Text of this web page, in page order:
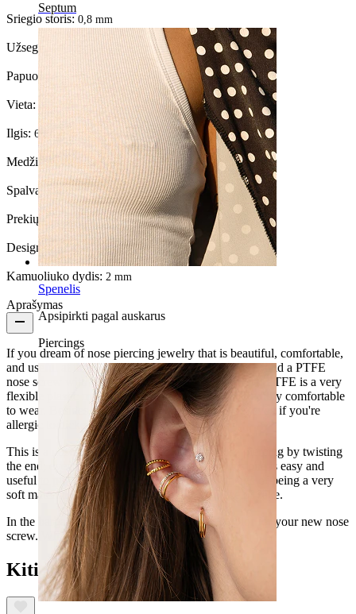
Septum
Spenelis
Apsipirkti pagal auskarus
Piercings
Sriegio storis: 0,8 mm
Užsegimo tipas: Nosies varžtelis
Papuošalo tipas: Nosies auskaras
Vieta:
Ilgis: 6 mm
Medžiaga: PTFE
Spalva: Skaidri
Prekių kiekis:
Design: Simple
Kamuoliuko dydis: 2 mm
Aprašymas
If you dream of nose piercing jewelry that is beautiful, comfortable,
and useful at the same time, open your eyes! You found a PTFE
nose screw with a gem available in different colors. PTFE is a very
flexible plastic material that makes the screw incredibly comfortable
to wear. Besides, PTFE is safe, so you can use it even if you're
allergic to nickel.
This is a nose screw: it is inserted into the nose piercing by twisting
the end; even if nose screws are a bit tricky, this one is easy and
useful to put in. Besides, PTFE has the advantage of being a very
soft material, so this nose screw will be a piece of cake.
In the bargain, you can also choose the gem color for your new nose
screw. What are you waiting for? :)
Kiti taip pat įsigijo